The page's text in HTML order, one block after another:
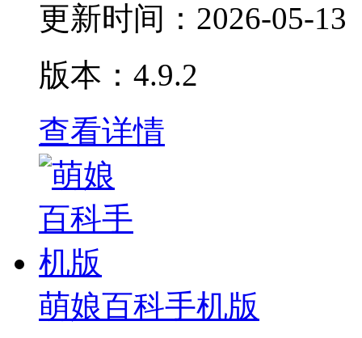
更新时间： 2026-05-13
版本：4.9.2
查看详情
萌娘百科手机版